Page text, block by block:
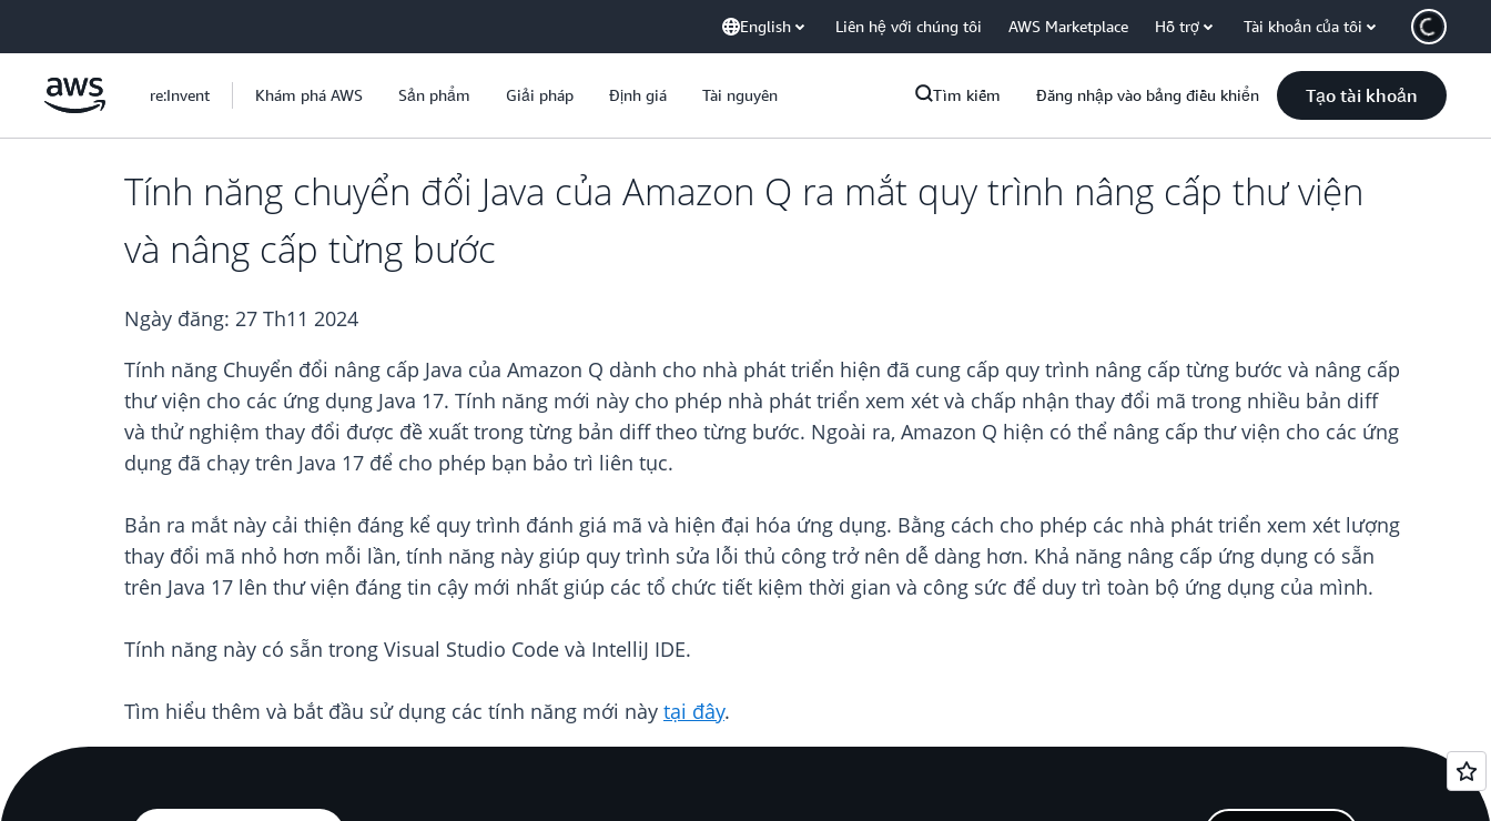
English Liên hệ với chúng tôi AWS Marketplace Hỗ trợ Tài khoản của tôi
re:Invent Khám phá AWS Sản phẩm Giải pháp Định giá Tài nguyên Tìm kiếm Đăng nhập vào bảng điều khiển Tạo tài khoản
Tính năng chuyển đổi Java của Amazon Q ra mắt quy trình nâng cấp thư viện
và nâng cấp từng bước
Ngày đăng: 27 Th11 2024
Tính năng Chuyển đổi nâng cấp Java của Amazon Q dành cho nhà phát triển hiện đã cung cấp quy trình nâng cấp từng bước và nâng cấp
thư viện cho các ứng dụng Java 17. Tính năng mới này cho phép nhà phát triển xem xét và chấp nhận thay đổi mã trong nhiều bản diff
và thử nghiệm thay đổi được đề xuất trong từng bản diff theo từng bước. Ngoài ra, Amazon Q hiện có thể nâng cấp thư viện cho các ứng
dụng đã chạy trên Java 17 để cho phép bạn bảo trì liên tục.
Bản ra mắt này cải thiện đáng kể quy trình đánh giá mã và hiện đại hóa ứng dụng. Bằng cách cho phép các nhà phát triển xem xét lượng
thay đổi mã nhỏ hơn mỗi lần, tính năng này giúp quy trình sửa lỗi thủ công trở nên dễ dàng hơn. Khả năng nâng cấp ứng dụng có sẵn
trên Java 17 lên thư viện đáng tin cậy mới nhất giúp các tổ chức tiết kiệm thời gian và công sức để duy trì toàn bộ ứng dụng của mình.
Tính năng này có sẵn trong Visual Studio Code và IntelliJ IDE.
Tìm hiểu thêm và bắt đầu sử dụng các tính năng mới này tại đây.